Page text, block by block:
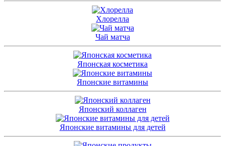
Хлорелла
Чай матча
Японская косметика
Японские витамины
Японский коллаген
Японские витамины для детей